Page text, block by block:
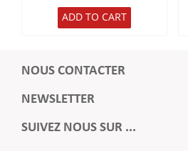
ADD TO CART
NOUS CONTACTER
NEWSLETTER
SUIVEZ NOUS SUR ...